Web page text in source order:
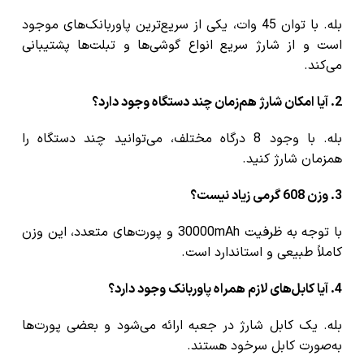
بله. با توان 45 وات، یکی از سریع‌ترین پاوربانک‌های موجود
است و از شارژ سریع انواع گوشی‌ها و تبلت‌ها پشتیبانی
می‌کند.
2. آیا امکان شارژ هم‌زمان چند دستگاه وجود دارد؟
بله. با وجود 8 درگاه مختلف، می‌توانید چند دستگاه را
همزمان شارژ کنید.
3. وزن 608 گرمی زیاد نیست؟
با توجه به ظرفیت 30000mAh و پورت‌های متعدد، این وزن
کاملاً طبیعی و استاندارد است.
4. آیا کابل‌های لازم همراه پاوربانک وجود دارد؟
بله. یک کابل شارژ در جعبه ارائه می‌شود و بعضی پورت‌ها
به‌صورت کابل سرخود هستند.